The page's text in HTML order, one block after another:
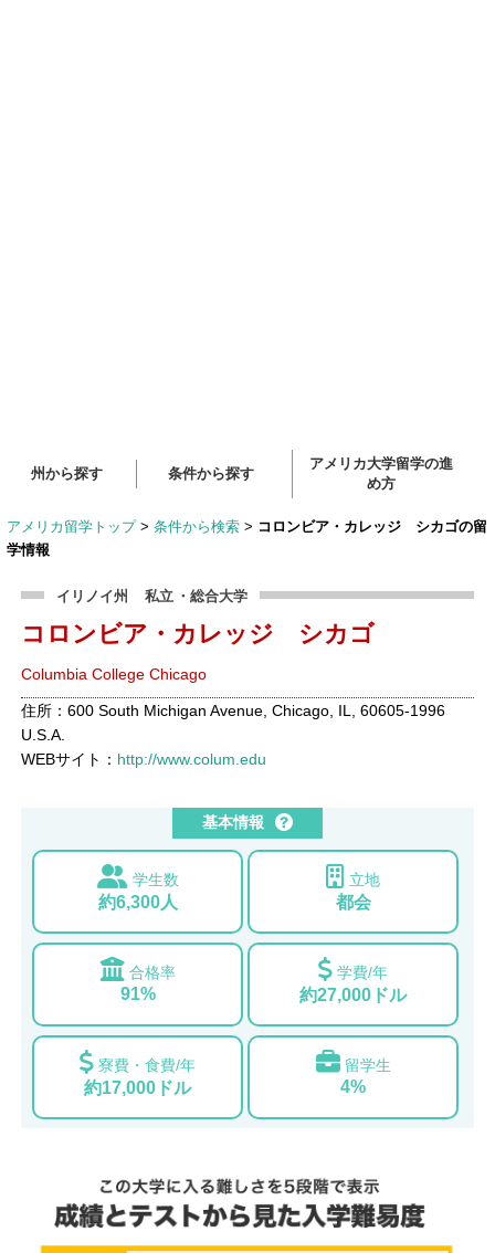
州から探す 条件から探す
アメリカ大学留学の進
め方
アメリカ留学トップ > 条件から検索 > コロンビア・カレッジ シカゴの留
学情報
イリノイ州 私立 ・総合大学
コロンビア・カレッジ シカゴ
Columbia College Chicago
住所：600 South Michigan Avenue, Chicago, IL, 60605-1996
U.S.A.
WEBサイト： http://www.colum.edu
基本情報
学生数
約6,300人
立地
都会
合格率
91%
学費/年
約27,000ドル
寮費・食費/年
約17,000ドル
留学生
4%